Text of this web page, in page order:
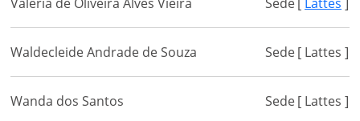
Waldecleide Andrade de Souza Sede[ Lattes ]
Wanda dos Santos Sede[ Lattes ]